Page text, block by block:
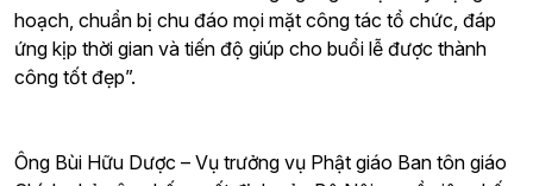
hoạch, chuẩn bị chu đáo mọi mặt công tác tổ chức, đáp
ứng kịp thời gian và tiến độ giúp cho buổi lễ được thành
công tốt đẹp”.
Ông Bùi Hữu Dược – Vụ trưởng vụ Phật giáo Ban tôn giáo